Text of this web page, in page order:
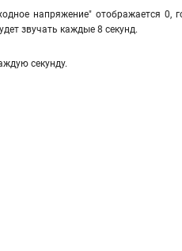
напряжение" отображается 0,
звучать каждые 8 секунд.
секунду.